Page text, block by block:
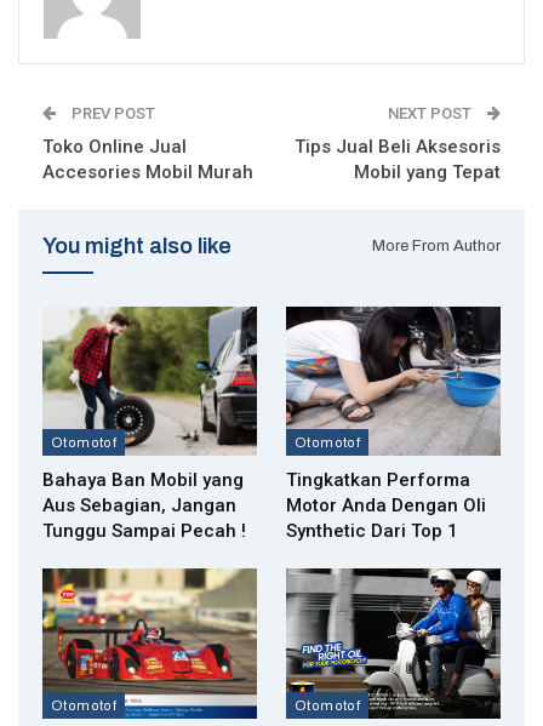
PREV POST
Toko Online Jual
Accesories Mobil Murah
NEXT POST
Tips Jual Beli Aksesoris
Mobil yang Tepat
You might also like More From Author
Otomotof
Bahaya Ban Mobil yang
Aus Sebagian, Jangan
Tunggu Sampai Pecah !
Otomotof
Tingkatkan Performa
Motor Anda Dengan Oli
Synthetic Dari Top 1
Otomotof Otomotof